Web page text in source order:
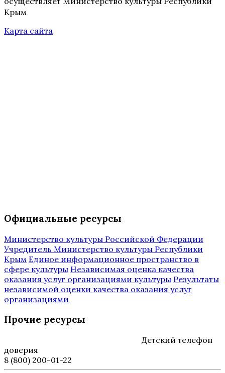
Крым
Карта сайта
Официальные ресурсы
Министерство культуры Российской Федерации
Учредитель Министерство культуры Республики
Крым Единое информационное пространство в
сфере культуры Независимая оценка качества
оказания услуг организациями культуры Результаты
независимой оценки качества оказания услуг
организациями
Прочие ресурсы
Детский телефон
доверия
8 (800) 200-01-22